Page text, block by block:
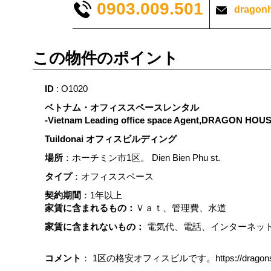
0903.009.501
この物件のポイント
ID : O1020
ベトナム・オフィススペースレンタル
-Vietnam Leading office space Agent,DRAGON
Tuildonai オフィスビルディング
場所 ：ホーチミン市1区。 Dien Bien Phu st.
タイプ：オフィススペース
契約期間 ：1年以上
家賃に含まれるもの： Ｖａｔ、管理費、水道
家賃に含まれないもの： 電気代、電話、インターネッ
コメント ： 1区の格安オフィスビルです。https://